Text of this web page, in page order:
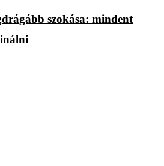
szokása: mindent